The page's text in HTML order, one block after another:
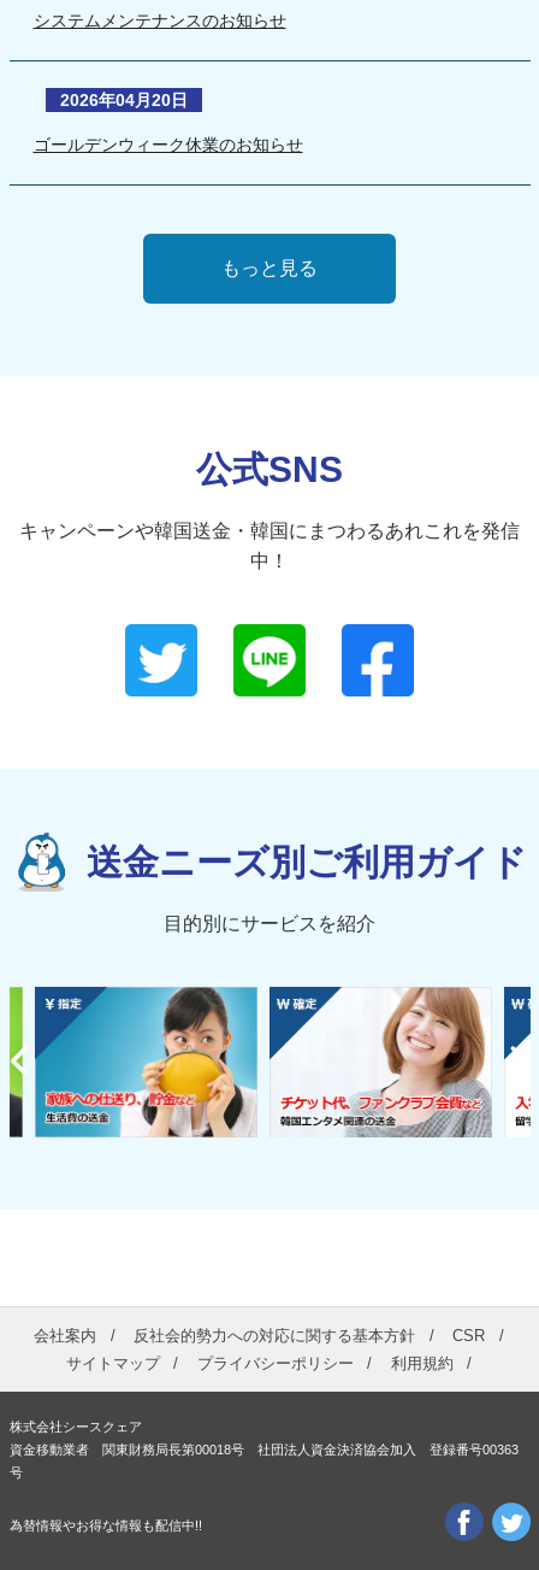
システムメンテナンスのお知らせ
2026年04月20日
ゴールデンウィーク休業のお知らせ
もっと見る
公式SNS
キャンペーンや韓国送金・韓国にまつわるあれこれを発信
中！
送金ニーズ別ご利用ガイド
目的別にサービスを紹介
会社案内 反社会的勢力への対応に関する基本方針
CSR
サイトマップ
プライバシーポリシー 利用規約
株式会社シースクェア
資金移動業者 関東財務局長第00018号 社団法人資金決済協会加入 登録番号00363
号
為替情報やお得な情報も配信中!!